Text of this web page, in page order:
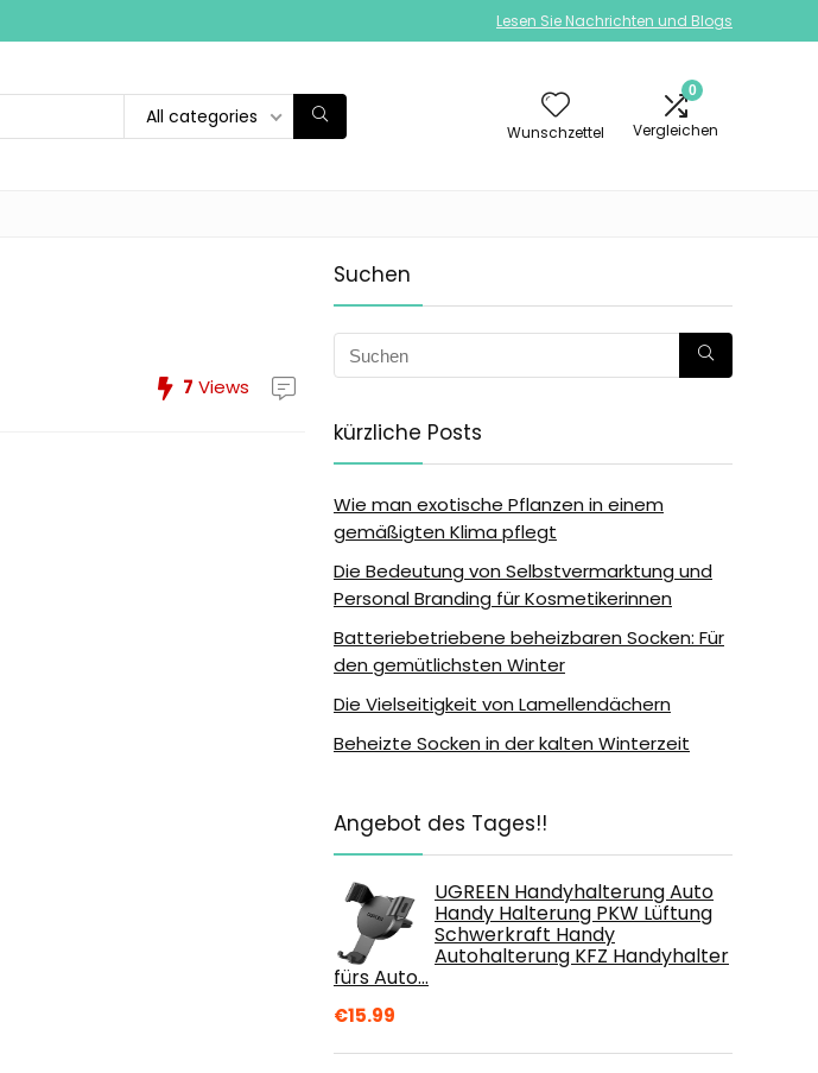
Lesen Sie Nachrichten und Blogs
All categories
Wunschzettel
0
Vergleichen
7 Views
Suchen
kürzliche Posts
Wie man exotische Pflanzen in einem
gemäßigten Klima pflegt
Die Bedeutung von Selbstvermarktung und
Personal Branding für Kosmetikerinnen
Batteriebetriebene beheizbaren Socken: Für
den gemütlichsten Winter
Die Vielseitigkeit von Lamellendächern
Beheizte Socken in der kalten Winterzeit
Angebot des Tages!!
UGREEN Handyhalterung Auto
Handy Halterung PKW Lüftung
Schwerkraft Handy
Autohalterung KFZ Handyhalter
fürs Auto…
€15.99